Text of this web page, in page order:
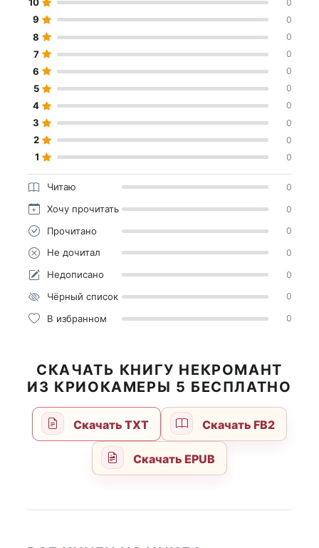
10 0
9 0
8 0
7 0
6 0
5 0
4 0
3 0
2 0
1 0
Читаю 0
Хочу прочитать 0
Прочитано 0
Не дочитал 0
Недописано 0
Чёрный список 0
В избранном 0
СКАЧАТЬ КНИГУ НЕКРОМАНТ
ИЗ КРИОКАМЕРЫ 5 БЕСПЛАТНО
Скачать TXT Скачать FB2
Скачать EPUB